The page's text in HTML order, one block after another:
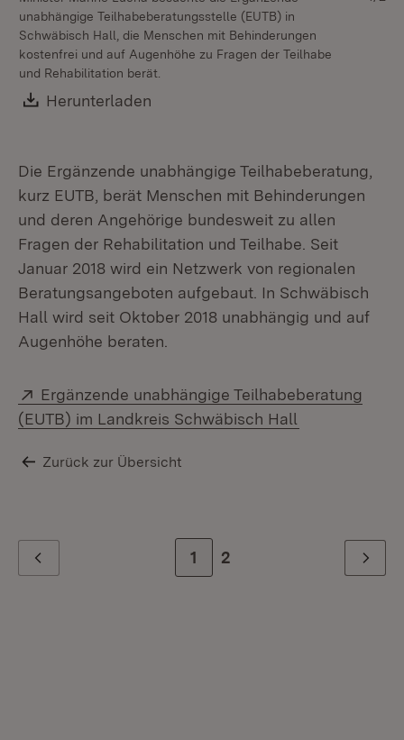
unabhängige Teilhabeberatungsstelle (EUTB) in
Schwäbisch Hall, die Menschen mit Behinderungen
kostenfrei und auf Augenhöhe zu Fragen der Teilhabe
und Rehabilitation berät.
Download:
Herunterladen
Die Ergänzende unabhängige Teilhabeberatung,
kurz EUTB, berät Menschen mit Behinderungen
und deren Angehörige bundesweit zu allen
Fragen der Rehabilitation und Teilhabe. Seit
Januar 2018 wird ein Netzwerk von regionalen
Beratungsangeboten aufgebaut. In Schwäbisch
Hall wird seit Oktober 2018 unabhängig und auf
Augenhöhe beraten.
Extern:
Ergänzende unabhängige Teilhabeberatung
(EUTB) im Landkreis Schwäbisch Hall
Zurück zur Übersicht
Zur Seite
1 Zur letzten Seite
2 Weiter